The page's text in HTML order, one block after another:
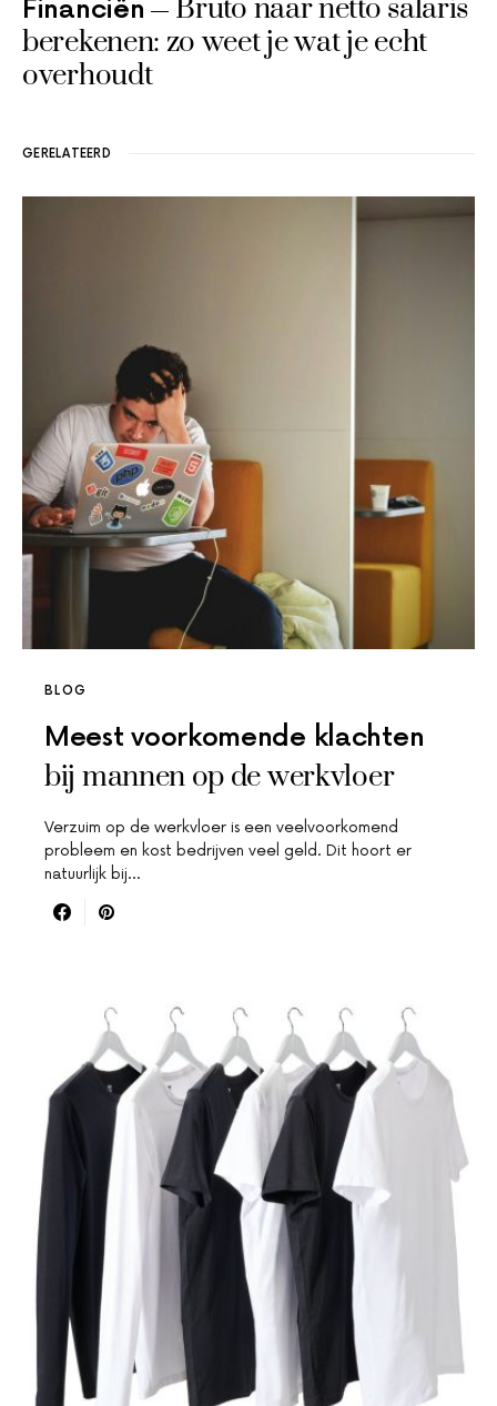
Financiën
Bruto naar netto salaris
berekenen: zo weet je wat je echt
overhoudt
GERELATEERD
BLOG
Meest voorkomende klachten
bij mannen op de werkvloer
Verzuim op de werkvloer is een veelvoorkomend
probleem en kost bedrijven veel geld. Dit hoort er
natuurlijk bij…